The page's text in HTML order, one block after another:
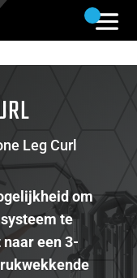
Leg Curl
om
te
een 3-